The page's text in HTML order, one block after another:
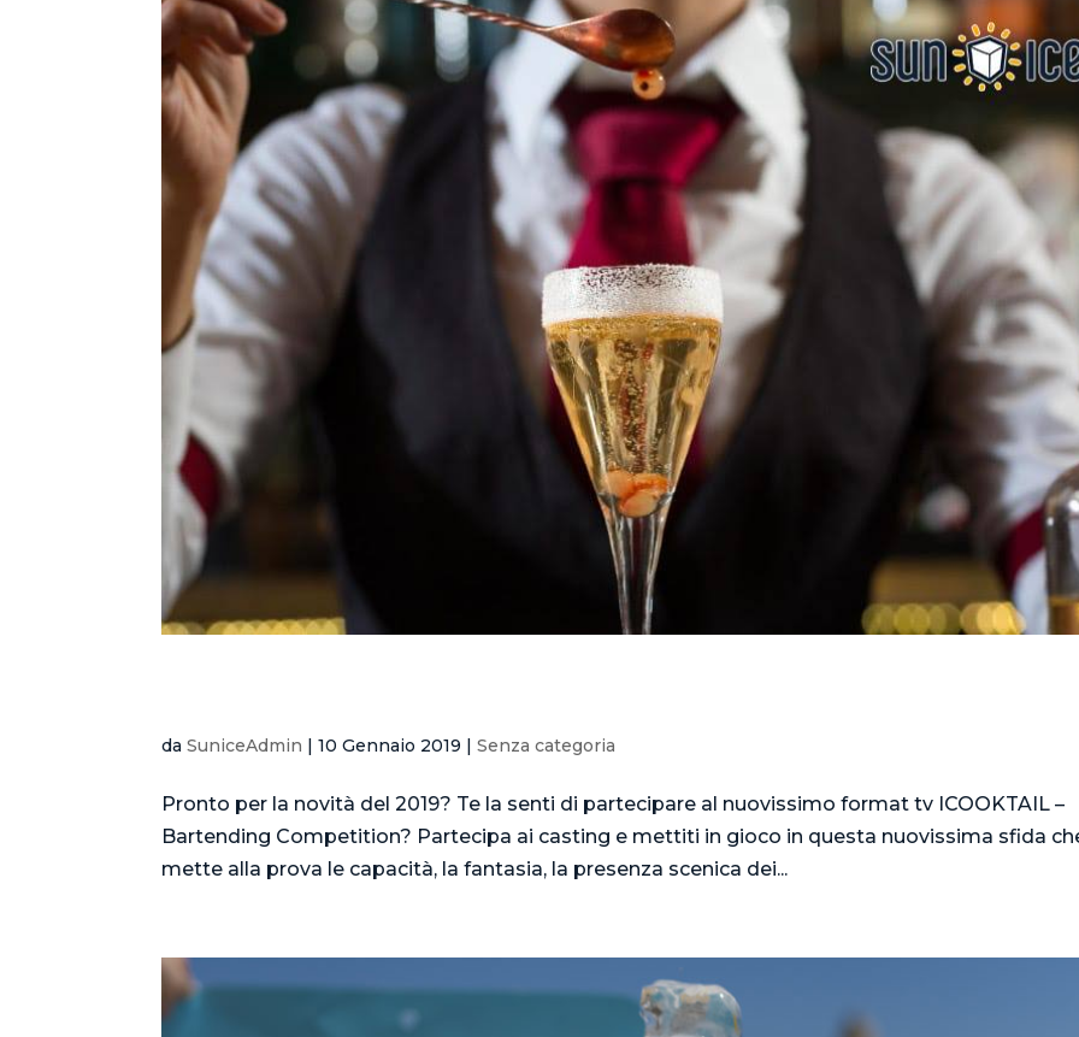
daSuniceAdmin |10 Gennaio 2019 |Senza categoria
Pronto per la novità del 2019? Te la senti di partecipare al nuovissimo format tv ICOOKTAIL –
Bartending Competition? Partecipa ai casting e mettiti in gioco in questa nuovissima sfida
mette alla prova le capacità, la fantasia, la presenza scenica dei...